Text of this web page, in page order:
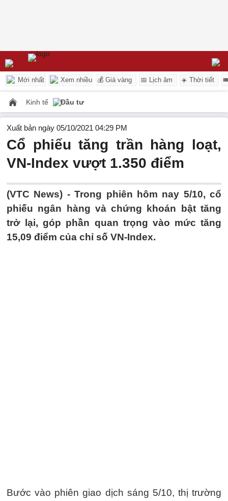
Mới nhất Xem nhiều 💰 Giá vàng 📅 Lịch âm ☀️ Thời tiết
Kinh tế Đầu tư
Xuất bản ngày 05/10/2021 04:29 PM
Cổ phiếu tăng trần hàng loạt,
VN-Index vượt 1.350 điểm
(VTC News) -Trong phiên hôm nay 5/10, cổ
phiếu ngân hàng và chứng khoán bật tăng
trở lại, góp phần quan trọng vào mức tăng
15,09 điểm của chỉ số VN-Index.
Bước vào phiên giao dịch sáng 5/10, thị trường